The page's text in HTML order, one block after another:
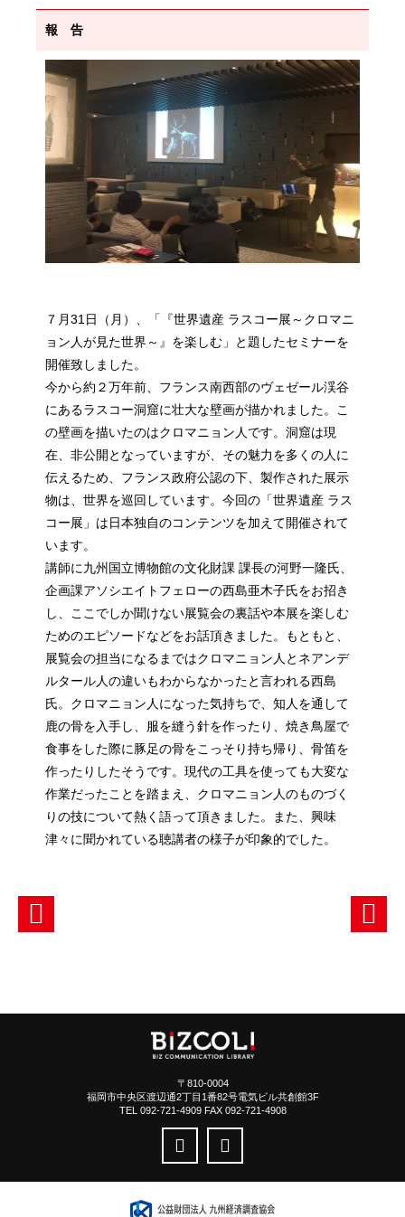
報 告
７月31日（月）、「『世界遺産 ラスコー展～クロマニ
ョン人が見た世界～』を楽しむ」と題したセミナーを
開催致しました。
今から約２万年前、フランス南西部のヴェゼール渓谷
にあるラスコー洞窟に壮大な壁画が描かれました。こ
の壁画を描いたのはクロマニョン人です。洞窟は現
在、非公開となっていますが、その魅力を多くの人に
伝えるため、フランス政府公認の下、製作された展示
物は、世界を巡回しています。今回の「世界遺産 ラス
コー展」は日本独自のコンテンツを加えて開催されて
います。
講師に九州国立博物館の文化財課 課長の河野一隆氏、
企画課アソシエイトフェローの西島亜木子氏をお招き
し、ここでしか聞けない展覧会の裏話や本展を楽しむ
ためのエピソードなどをお話頂きました。もともと、
展覧会の担当になるまではクロマニョン人とネアンデ
ルタール人の違いもわからなかったと言われる西島
氏。クロマニョン人になった気持ちで、知人を通して
鹿の骨を入手し、服を縫う針を作ったり、焼き鳥屋で
食事をした際に豚足の骨をこっそり持ち帰り、骨笛を
作ったりしたそうです。現代の工具を使っても大変な
作業だったことを踏まえ、クロマニョン人のものづく
りの技について熱く語って頂きました。また、興味
津々に聞かれている聴講者の様子が印象的でした。
〒810-0004
福岡市中央区渡辺通2丁目1番82号電気ビル共創館3F
TEL 092-721-4909 FAX 092-721-4908